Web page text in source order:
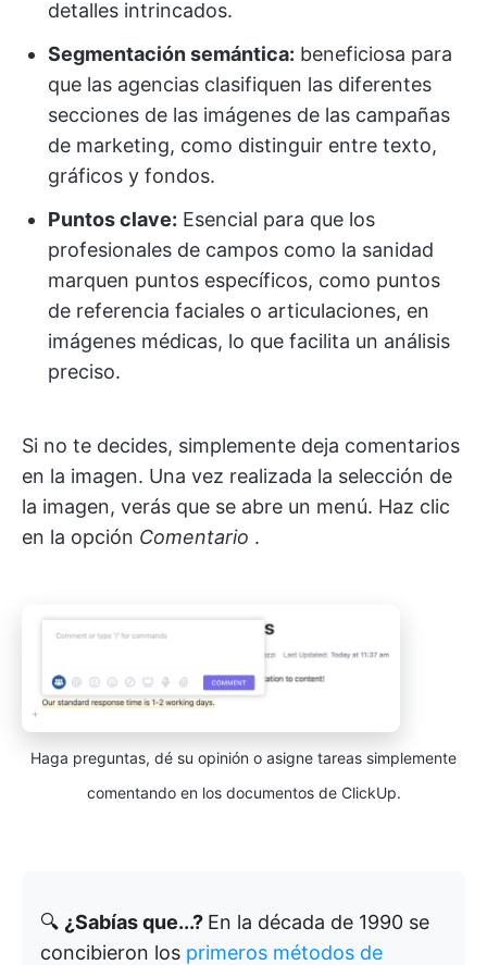
detalles intrincados.
Segmentación semántica: beneficiosa para
que las agencias clasifiquen las diferentes
secciones de las imágenes de las campañas
de marketing, como distinguir entre texto,
gráficos y fondos.
Puntos clave: Esencial para que los
profesionales de campos como la sanidad
marquen puntos específicos, como puntos
de referencia faciales o articulaciones, en
imágenes médicas, lo que facilita un análisis
preciso.
Si no te decides, simplemente deja comentarios
en la imagen. Una vez realizada la selección de
la imagen, verás que se abre un menú. Haz clic
en la opción Comentario .
Haga preguntas, dé su opinión o asigne tareas simplemente
comentando en los documentos de ClickUp.
🔍 ¿Sabías que...? En la década de 1990 se
concibieron los primeros métodos de